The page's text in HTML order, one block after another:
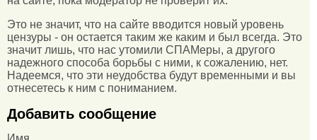
Это не значит, что на сайте вводится новый уровень
цензуры - он остается таким же каким и был всегда. Это
значит лишь, что нас утомили СПАМеры, а другого
надежного способа борьбы с ними, к сожалению, нет.
Надеемся, что эти неудобства будут временными и вы
отнесетесь к ним с пониманием.
Добавить сообщение